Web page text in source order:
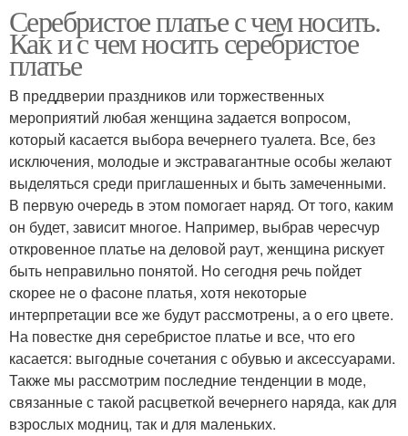
Серебристое платье с чем носить.
Как и с чем носить серебристое
платье
В преддверии праздников или торжественных
мероприятий любая женщина задается вопросом,
который касается выбора вечернего туалета. Все, без
исключения, молодые и экстравагантные особы желают
выделяться среди приглашенных и быть замеченными.
В первую очередь в этом помогает наряд. От того, каким
он будет, зависит многое. Например, выбрав чересчур
откровенное платье на деловой раут, женщина рискует
быть неправильно понятой. Но сегодня речь пойдет
скорее не о фасоне платья, хотя некоторые
интерпретации все же будут рассмотрены, а о его цвете.
На повестке дня серебристое платье и все, что его
касается: выгодные сочетания с обувью и аксессуарами.
Также мы рассмотрим последние тенденции в моде,
связанные с такой расцветкой вечернего наряда, как для
взрослых модниц, так и для маленьких.